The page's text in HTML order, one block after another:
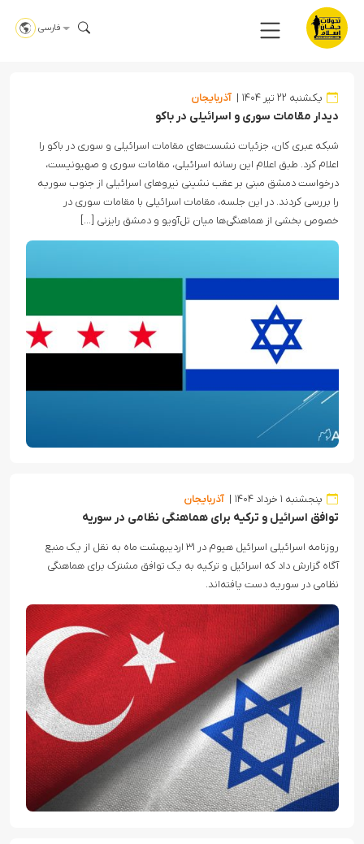
فارسی
یکشنبه ۲۲ تیر ۱۴۰۴ آذربایجان
دیدار مقامات سوری و اسرائیلی در باکو
شبکه عبری کان، جزئیات نشست‌های مقامات اسرائیلی و سوری در باکو را
اعلام کرد. طبق اعلام این رسانه اسرائیلی، مقامات سوری و صهیونیست،
درخواست دمشق مبنی بر عقب نشینی نیروهای اسرائیلی از جنوب سوریه
را بررسی کردند. در این جلسه، مقامات اسرائیلی با مقامات سوری در
خصوص بخشی از هماهنگی‌ها میان تل‌آویو و دمشق رایزنی […]
پنجشنبه ۱ خرداد ۱۴۰۴ آذربایجان
توافق اسرائیل و ترکیه برای هماهنگی نظامی در سوریه
روزنامه اسرائیلی اسرائیل هیوم در ۳۱ اردیبهشت ماه به نقل از یک منبع
آگاه گزارش داد که اسرائیل و ترکیه به یک توافق مشترک برای هماهنگی
نظامی در سوریه دست یافته‌اند.